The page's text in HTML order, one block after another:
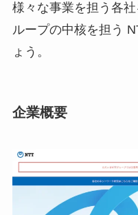
様々な事業を担う各
ループの中核を担う
ょう。
企業概要